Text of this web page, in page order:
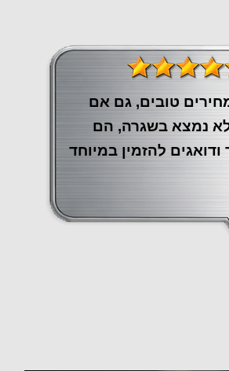
טובים, גם אם
נמצא בשגרה, הם
להזמין במיוחד